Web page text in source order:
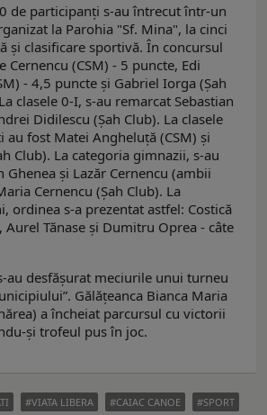
de participanți s-au întrecut într-un
la Parohia "Sf. Mina", la cinci
și clasificare sportivă. În concursul
Cernencu (CSM) - 5 puncte, Edi
- 4,5 puncte și Gabriel Iorga (Șah
clasele 0-I, s-au remarcat Sebastian
Didilescu (Șah Club). La clasele
au fost Matei Angheluță (CSM) și
Club). La categoria gimnazii, s-au
Ghenea și Lazăr Cernencu (ambii
Cernencu (Șah Club). La
ordinea s-a prezentat astfel: Costică
Aurel Tănase și Dumitru Oprea - câte
au desfășurat meciurile unui turneu
Gălățeanca Bianca Maria
a încheiat parcursul cu victorii
și trofeul pus în joc.
VIATA LIBERA CAIAC CANOE
SPORT